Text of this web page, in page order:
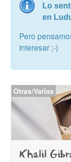
Lo
en
Pero
interesar ;-)
Otras/Varias
Khalil